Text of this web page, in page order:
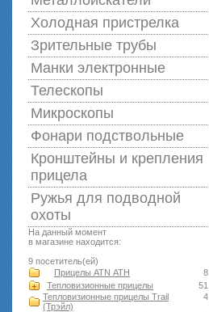
Холодная пристрелка
Зрительные трубы
Манки электронные
Телескопы
Микроскопы
Фонари подствольные
Кронштейны и крепления
прицела
Ружья для подводной
оxоты
На данный момент
в магазине находится:
9 посетитель(ей)
8
Прицелы ATN АТН
51
Тепловизионные прицелы
4
Тепловизионные прицелы Trail
(Трэйл)